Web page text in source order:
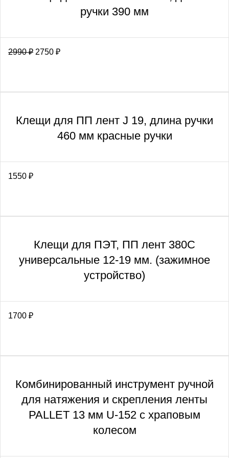
ручки 390 мм
2990₽ 2750 ₽
Клещи для ПП лент J 19, длина ручки
460 мм красные ручки
1550 ₽
Клещи для ПЭТ, ПП лент 380С
универсальные 12-19 мм. (зажимное
устройство)
1700 ₽
Комбинированный инструмент ручной
для натяжения и скрепления ленты
PALLET 13 мм U-152 с храповым
колесом